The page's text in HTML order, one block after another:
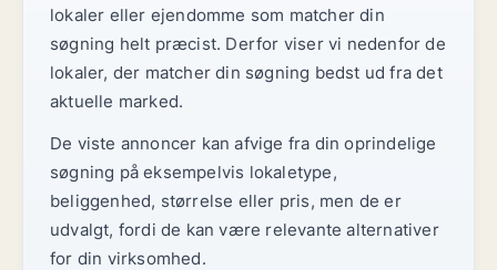
lokaler eller ejendomme som matcher din
søgning helt præcist. Derfor viser vi nedenfor de
lokaler, der matcher din søgning bedst ud fra det
aktuelle marked.
De viste annoncer kan afvige fra din oprindelige
søgning på eksempelvis lokaletype,
beliggenhed, størrelse eller pris, men de er
udvalgt, fordi de kan være relevante alternativer
for din virksomhed.